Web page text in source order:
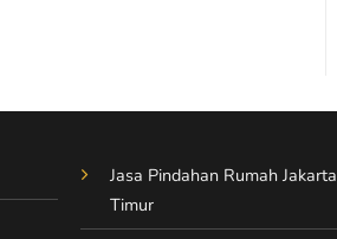
Jasa Pindahan Rumah Jakarta
Timur